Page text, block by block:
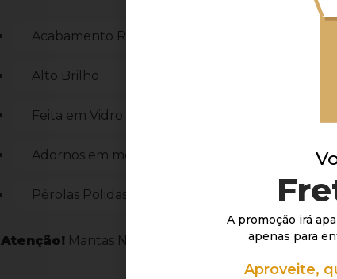
Acabamento Refinado
Alto Brilho
Feita em Vidro antirisco
Adornos em metal nobre
Pérolas Polidas
Atenção! Mantas Não Inclusas
A promoção irá
apenas para
Aproveite,